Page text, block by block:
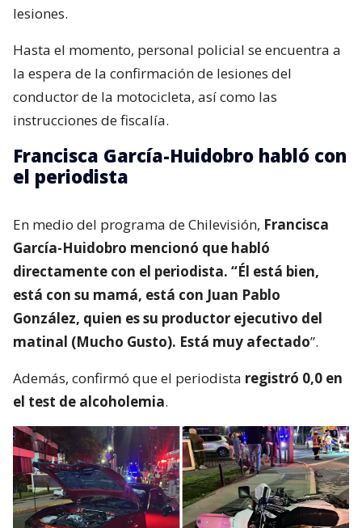
lesiones.
Hasta el momento, personal policial se encuentra a
la espera de la confirmación de lesiones del
conductor de la motocicleta, así como las
instrucciones de fiscalía.
Francisca García-Huidobro habló con
el periodista
En medio del programa de Chilevisión, Francisca
García-Huidobro mencionó que habló
directamente con el periodista. “Él está bien,
está con su mamá, está con Juan Pablo
González, quien es su productor ejecutivo del
matinal (Mucho Gusto). Está muy afectado”.
Además, confirmó que el periodista registró 0,0 en
el test de alcoholemia.